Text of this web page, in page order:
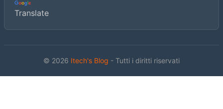
Translate
© 2026 Itech's Blog - Tutti i diritti riservati